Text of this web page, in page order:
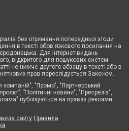
без отримання попередньої згоди
в тексті обов'язкового посилання на
Для інтернет-видань
відкритого для пошукових систем
не нижче другого абзацу в тексті або в
прав переслідується Законом.
"Промо", "Партнерський
"Політичні новини", "Пресреліз",
публікуються на правах реклами.
сайту Правила